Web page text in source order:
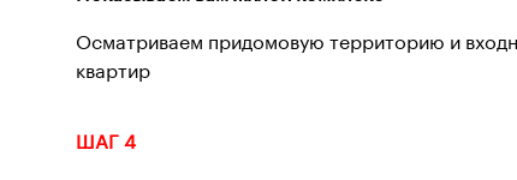
Осматриваем придомовую территорию и
квартир
ШАГ 4